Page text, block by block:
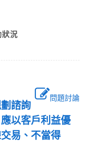
況
問題討論
諮詢
以客戶利益優
易、不當得